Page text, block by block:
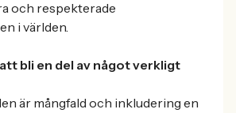
och respekterade
i världen.
bli en del av något verkligt
är mångfald och inkludering en